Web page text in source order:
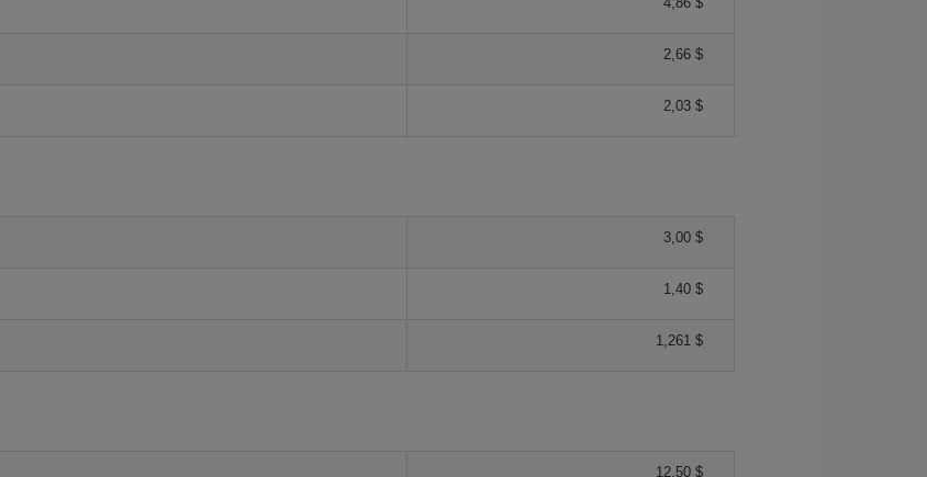
2,66 $
2,03 $
3,00 $
1,40 $
1,261 $
12,50 $